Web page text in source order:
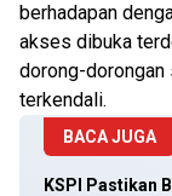
berhadapan
akses dibuka
dorong-
terkendali.
BACA JUGA
KSPI Pastikan